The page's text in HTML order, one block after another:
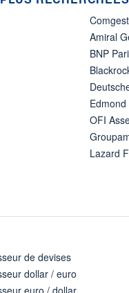
Comgest
Amiral
BNP
OFI
Lazard
de devises
dollar / euro
euro / dollar